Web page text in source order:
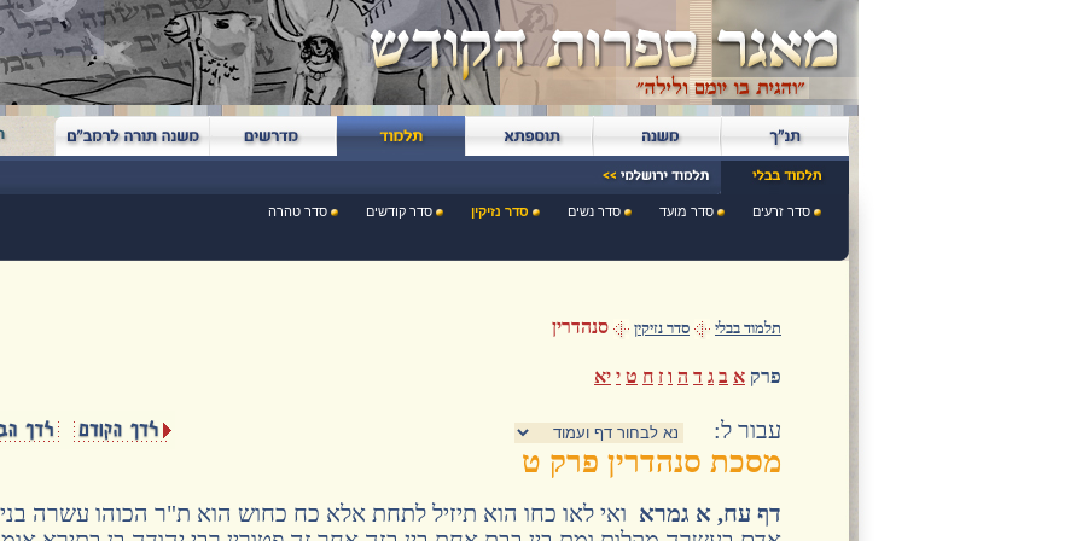
סדר זרעים סדר מועד סדר נשים סדר נזיקין סדר קודשים סדר טהרה
תלמוד בבלי סדר נזיקין סנהדרין
פרק א ב ג ד ה ו ז ח ט י יא
:עבור ל
מסכת סנהדרין פרק ט
דף עח, א גמרא ואי לאו כחו הוא תיזיל לתחת אלא כח כחוש הוא ת"ר הכוהו עשרה בני